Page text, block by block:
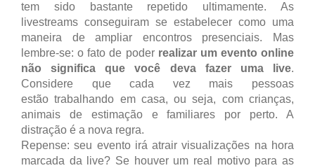
tem sido bastante repetido ultimamente. As
livestreams conseguiram se estabelecer como uma
maneira de ampliar encontros presenciais. Mas
lembre-se: o fato de poder realizar um evento online
não significa que você deva fazer uma live.
Considere que cada vez mais pessoas
estão trabalhando em casa, ou seja, com crianças,
animais de estimação e familiares por perto. A
distração é a nova regra.
Repense: seu evento irá atrair visualizações na hora
marcada da live? Se houver um real motivo para as